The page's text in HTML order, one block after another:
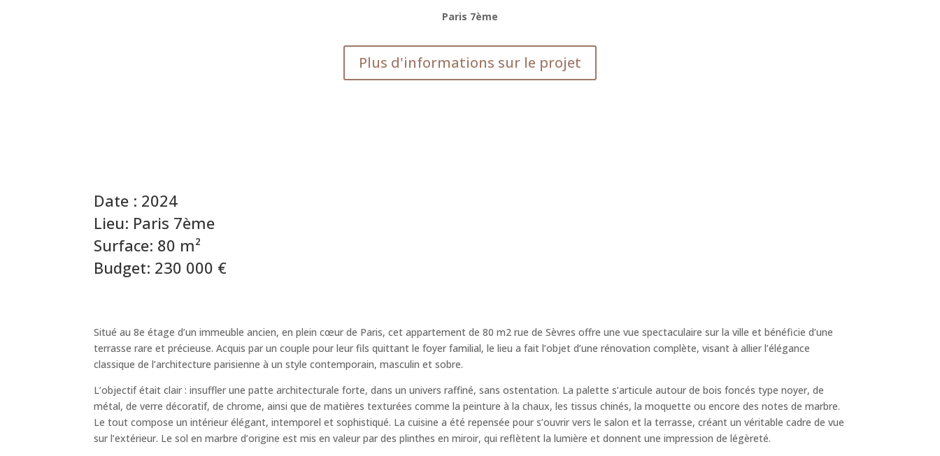
Paris 7ème
Plus d'informations sur le projet
Date : 2024
Lieu: Paris 7ème
Surface: 80 m²
Budget: 230 000 €
Situé au 8e étage d’un immeuble ancien, en plein cœur de Paris, cet appartement de 80 m2 rue de Sèvres offre une vue spectaculaire sur la ville et bénéficie d’une
terrasse rare et précieuse. Acquis par un couple pour leur fils quittant le foyer familial, le lieu a fait l’objet d’une rénovation complète, visant à allier l’élégance
classique de l’architecture parisienne à un style contemporain, masculin et sobre.
L’objectif était clair : insuffler une patte architecturale forte, dans un univers raffiné, sans ostentation. La palette s’articule autour de bois foncés type noyer, de
métal, de verre décoratif, de chrome, ainsi que de matières texturées comme la peinture à la chaux, les tissus chinés, la moquette ou encore des notes de marbre.
Le tout compose un intérieur élégant, intemporel et sophistiqué. La cuisine a été repensée pour s’ouvrir vers le salon et la terrasse, créant un véritable cadre de vue
sur l’extérieur. Le sol en marbre d’origine est mis en valeur par des plinthes en miroir, qui reflètent la lumière et donnent une impression de légèreté.